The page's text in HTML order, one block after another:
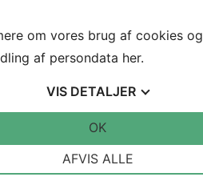
dkk
+
om vores brug af cookies og
af persondata her.
VIS DETALJER
AFVIS ALLE
OK